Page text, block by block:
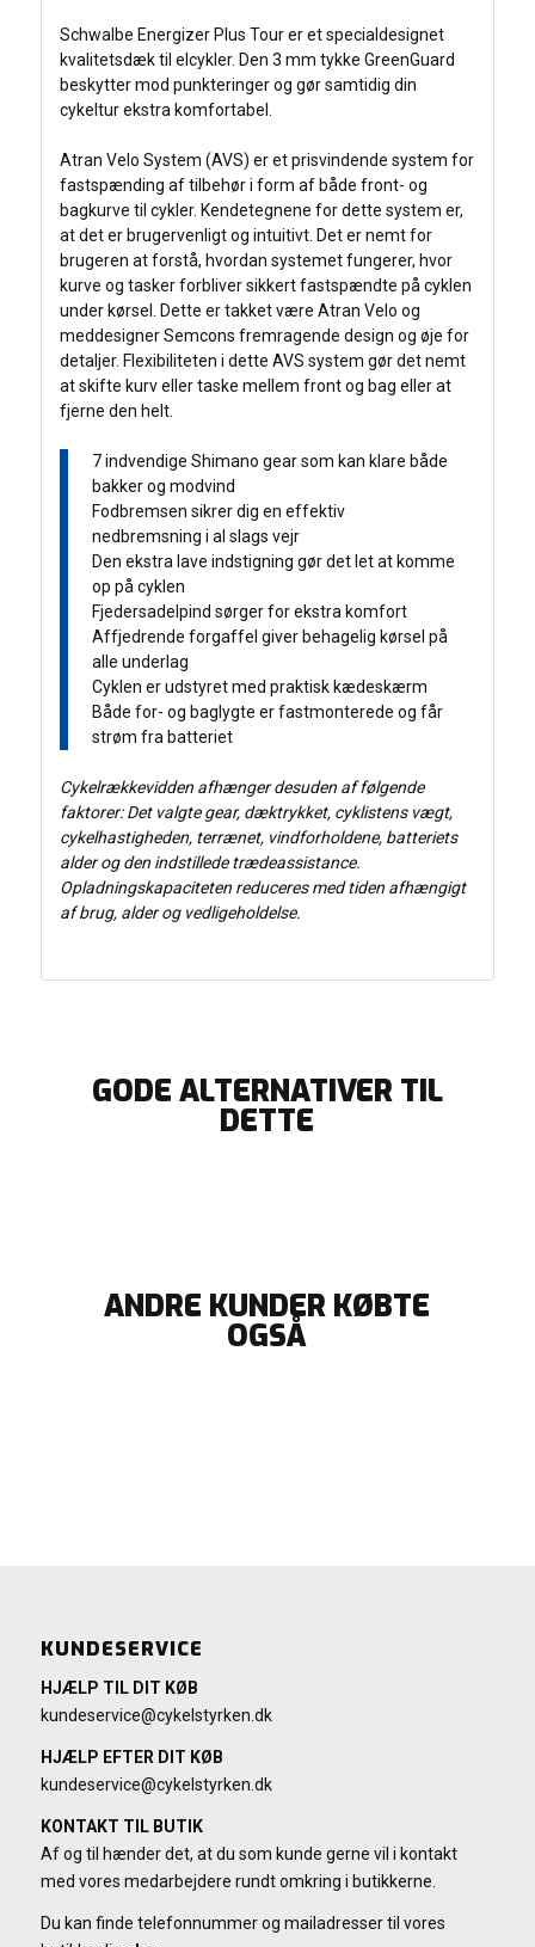
Schwalbe Energizer Plus Tour er et specialdesignet
kvalitetsdæk til elcykler. Den 3 mm tykke GreenGuard
beskytter mod punkteringer og gør samtidig din
cykeltur ekstra komfortabel.
Atran Velo System (AVS) er et prisvindende system for
fastspænding af tilbehør i form af både front- og
bagkurve til cykler. Kendetegnene for dette system er,
at det er brugervenligt og intuitivt. Det er nemt for
brugeren at forstå, hvordan systemet fungerer, hvor
kurve og tasker forbliver sikkert fastspændte på cyklen
under kørsel. Dette er takket være Atran Velo og
meddesigner Semcons fremragende design og øje for
detaljer. Flexibiliteten i dette AVS system gør det nemt
at skifte kurv eller taske mellem front og bag eller at
fjerne den helt.
7 indvendige Shimano gear som kan klare både
bakker og modvind
Fodbremsen sikrer dig en effektiv
nedbremsning i al slags vejr
Den ekstra lave indstigning gør det let at komme
op på cyklen
Fjedersadelpind sørger for ekstra komfort
Affjedrende forgaffel giver behagelig kørsel på
alle underlag
Cyklen er udstyret med praktisk kædeskærm
Både for- og baglygte er fastmonterede og får
strøm fra batteriet
Cykelrækkevidden afhænger desuden af følgende
faktorer: Det valgte gear, dæktrykket, cyklistens vægt,
cykelhastigheden, terrænet, vindforholdene, batteriets
alder og den indstillede trædeassistance.
Opladningskapaciteten reduceres med tiden afhængigt
af brug, alder og vedligeholdelse.
GODE ALTERNATIVER TIL
DETTE
ANDRE KUNDER KØBTE
OGSÅ
KUNDESERVICE
HJÆLP TIL DIT KØB
kundeservice@cykelstyrken.dk
HJÆLP EFTER DIT KØB
kundeservice@cykelstyrken.dk
KONTAKT TIL BUTIK
Af og til hænder det, at du som kunde gerne vil i kontakt
med vores medarbejdere rundt omkring i butikkerne.
Du kan finde telefonnummer og mailadresser til vores